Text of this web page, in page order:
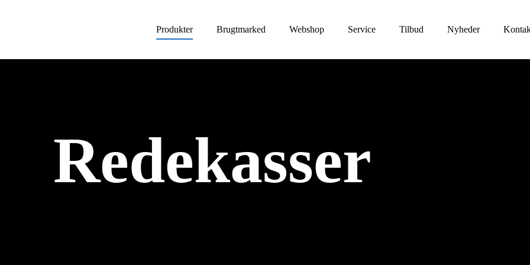
Produkter Brugtmarked Webshop Service Tilbud Nyheder
Redekasser